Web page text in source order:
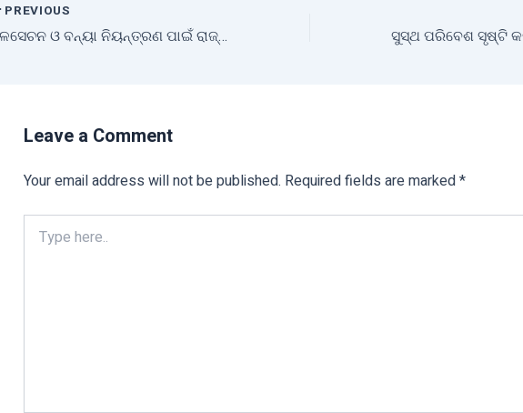
PREVIOUS
ଜଳସେଚନ ଓ ବନ୍ୟା ନିୟନ୍ତ୍ରଣ ପାଇଁ ରାଜ୍ୟ ସରକାରଙ୍କ ବଜେଟ ଘୋଷଣା
Leave a Comment
Your email address will not be published. Required fields are marked*
here..